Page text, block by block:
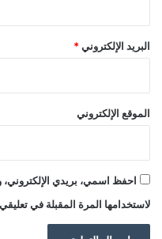
البريد الإلكتروني *
الموقع الإلكتروني
احفظ اسمي، بريدي الإلكتروني،
لاستخدامها المرة المقبلة في